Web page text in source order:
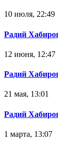
10 июля, 22:49
Радий
12 июня, 12:47
Радий
21 мая, 13:01
Радий
1 марта, 13:07